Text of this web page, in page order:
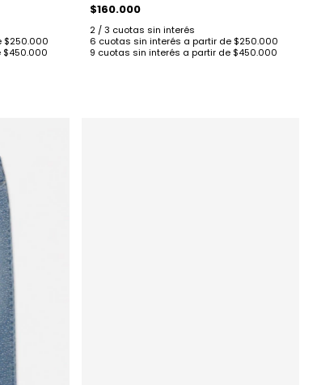
$160.000